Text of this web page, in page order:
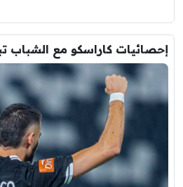
إحصائيات كاراسكو مع الشباب